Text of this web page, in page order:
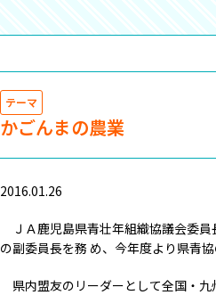
テーマ
かごんまの農業
2016.01.26
ＪＡ鹿児島県青壮年組織協議会委
の副委員長を務 め、今年度より県青
県内盟友のリーダーとして全国・